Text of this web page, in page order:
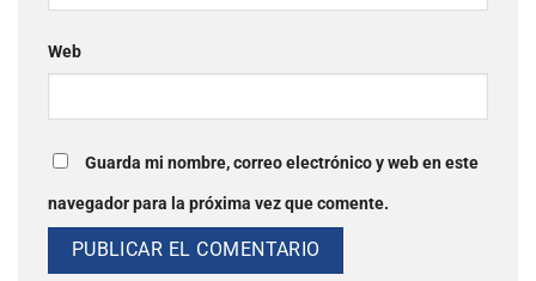
Web
Guarda mi nombre, correo electrónico y web en este
navegador para la próxima vez que comente.